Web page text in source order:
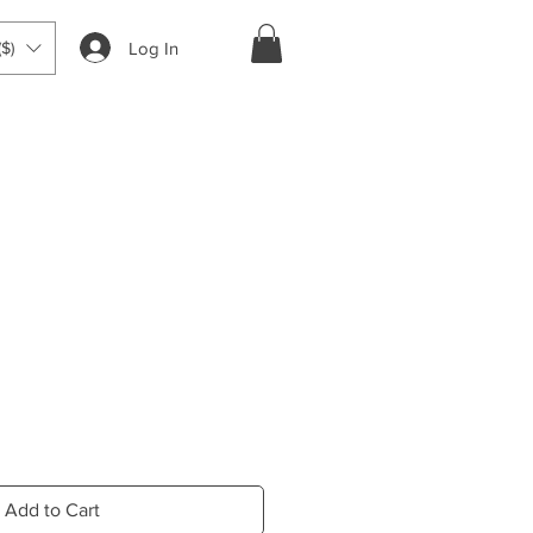
Log In
Add to Cart